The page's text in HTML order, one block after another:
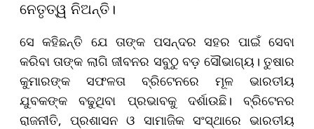
ନେତୃତ୍ୱ ନିଅନ୍ତି।
ସେ କହିଛନ୍ତି ଯେ ତାଙ୍କ ପସନ୍ଦର ସହର ପାଇଁ ସେବା
କରିବା ତାଙ୍କ ଲାଗି ଜୀବନର ସବୁଠୁ ବଡ଼ ସୌଭାଗ୍ୟ। ତୁଷାର
କୁମାରଙ୍କ ସଫଳତା ବ୍ରିଟେନରେ ମୂଳ ଭାରତୀୟ
ଯୁବକଙ୍କ ବଢୁଥିବା ପ୍ରଭାବକୁ ଦର୍ଶାଉଛି। ବ୍ରିଟେନର
ରାଜନୀତି, ପ୍ରଶାସନ ଓ ସାମାଜିକ ସଂସ୍ଥାରେ ଭାରତୀୟ